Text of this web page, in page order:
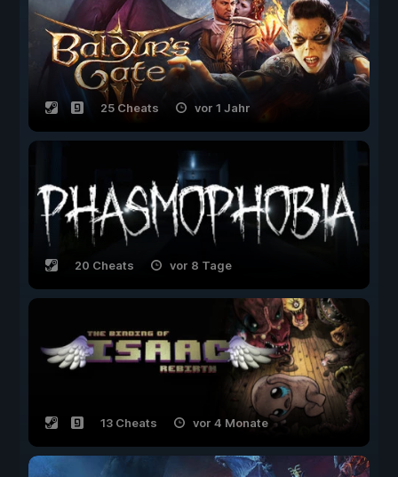
25 Cheats vor 1 Jahr
20 Cheats vor 8 Tage
13 Cheats vor 4 Monate